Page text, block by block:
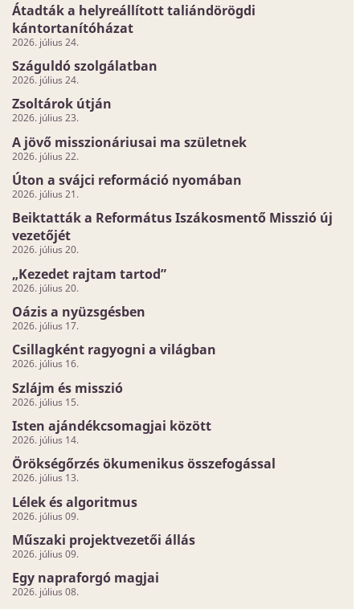
Átadták a helyreállított taliándörögdi
kántortanítóházat
2026. július 24.
Száguldó szolgálatban
2026. július 24.
Zsoltárok útján
2026. július 23.
A jövő misszionáriusai ma születnek
2026. július 22.
Úton a svájci reformáció nyomában
2026. július 21.
Beiktatták a Református Iszákosmentő Misszió új
vezetőjét
2026. július 20.
„Kezedet rajtam tartod”
2026. július 20.
Oázis a nyüzsgésben
2026. július 17.
Csillagként ragyogni a világban
2026. július 16.
Szlájm és misszió
2026. július 15.
Isten ajándékcsomagjai között
2026. július 14.
Örökségőrzés ökumenikus összefogással
2026. július 13.
Lélek és algoritmus
2026. július 09.
Műszaki projektvezetői állás
2026. július 09.
Egy napraforgó magjai
2026. július 08.